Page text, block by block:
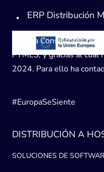
ERP Distribución
Avanza Consultores de
PYMES, y gracias al
2024. Para ello ha
#EuropaSeSiente
DISTRIBUCIÓN A
SOLUCIONES DE